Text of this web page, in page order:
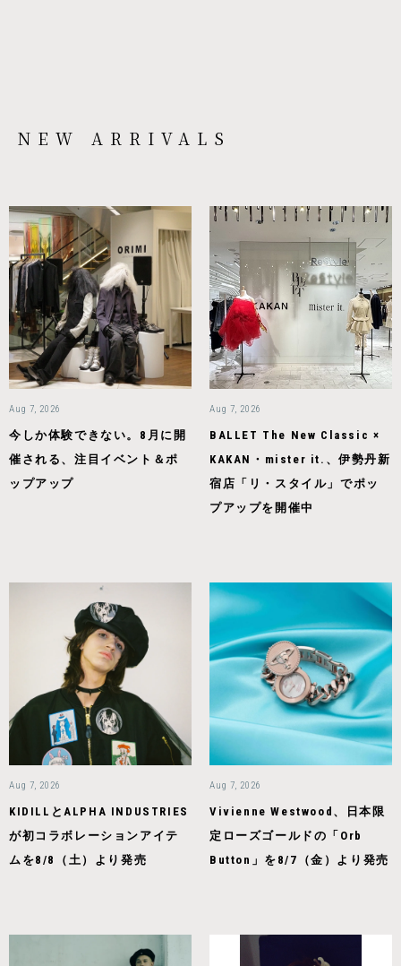
NEW ARRIVALS
Aug 7, 2026
今しか体験できない。8月に開
催される、注目イベント＆ポ
ップアップ
Aug 7, 2026
BALLET The New Classic ×
KAKAN・mister it.、伊勢丹新
宿店「リ・スタイル」でポッ
プアップを開催中
Aug 7, 2026
KIDILLとALPHA INDUSTRIES
が初コラボレーションアイテ
ムを8/8（土）より発売
Aug 7, 2026
Vivienne Westwood、日本限
定ローズゴールドの「Orb
Button」を8/7（金）より発売